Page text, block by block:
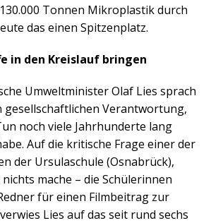
Tonnen Mikroplastik durch
das einen Spitzenplatz.
in den Kreislauf bringen
Umweltminister Olaf Lies sprach
Verantwortung,
noch viele Jahrhunderte lang
Auf die kritische Frage einer der
der Ursulaschule (Osnabrück),
mache – die Schülerinnen
für einen Filmbeitrag zur
Lies auf das seit rund sechs